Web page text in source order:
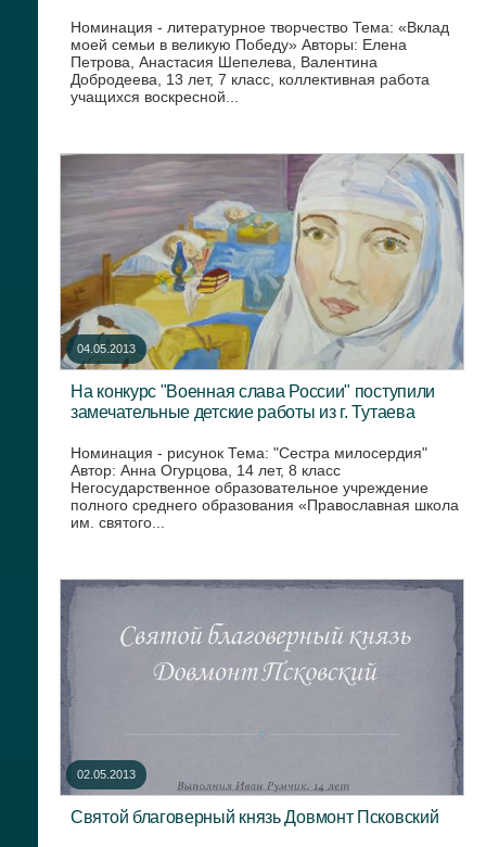
Номинация - литературное творчество Тема: «Вклад
моей семьи в великую Победу» Авторы: Елена
Петрова, Анастасия Шепелева, Валентина
Добродеева, 13 лет, 7 класс, коллективная работа
учащихся воскресной...
04.05.2013
На конкурс "Военная слава России" поступили
замечательные детские работы из г. Тутаева
Номинация - рисунок Тема: "Сестра милосердия"
Автор: Анна Огурцова, 14 лет, 8 класс
Негосударственное образовательное учреждение
полного среднего образования «Православная школа
им. святого...
02.05.2013
Святой благоверный князь Довмонт Псковский